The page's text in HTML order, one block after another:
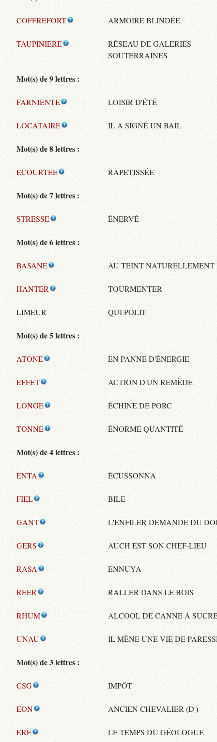
COFFREFORT ARMOIRE BLINDÉE
TAUPINIERE
RÉSEAU DE GALERIES
SOUTERRAINES
Mot(s) de 9 lettres :
FARNIENTE LOISIR D'ÉTÉ
LOCATAIRE IL A SIGNÉ UN BAIL
Mot(s) de 8 lettres :
ECOURTEE RAPETISSÉE
Mot(s) de 7 lettres :
STRESSE ÉNERVÉ
Mot(s) de 6 lettres :
BASANE AU TEINT
HANTER TOURMENTER
LIMEUR QUI POLIT
Mot(s) de 5 lettres :
ATONE EN PANNE D'ÉNERGIE
EFFET ACTION D'UN REMÈDE
LONGE ÉCHINE DE PORC
TONNE ÉNORME QUANTITÉ
Mot(s) de 4 lettres :
ENTA ÉCUSSONNA
FIEL BILE
GANT L'ENFILER DEMANDE DU
GERS AUCH EST SON CHEF-LIEU
RASA ENNUYA
REER RALLER DANS LE BOIS
RHUM ALCOOL DE CANNE À
UNAU IL MÈNE UNE VIE DE
Mot(s) de 3 lettres :
CSG IMPÔT
EON ANCIEN CHEVALIER (D')
ERE LE TEMPS DU GÉOLOGUE